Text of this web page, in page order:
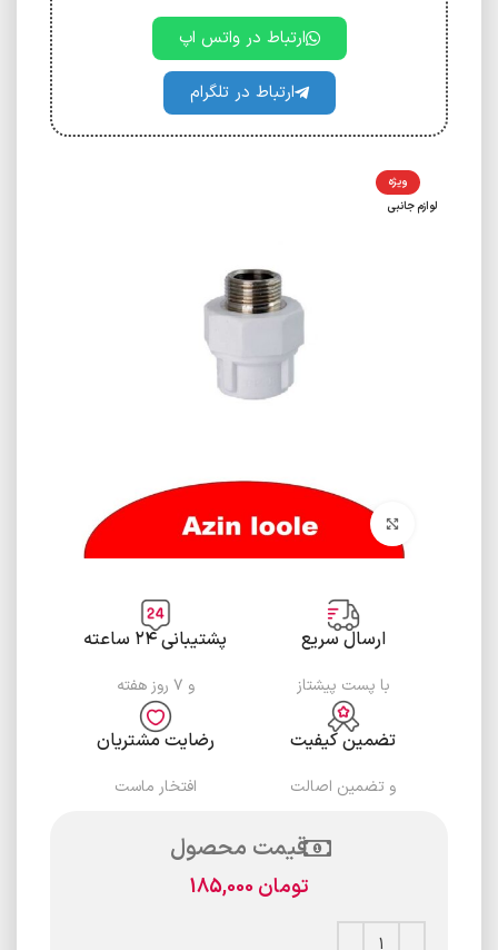
ارتباط در واتس اپ
ارتباط در تلگرام
ویژه
لوازم جانبی
برای بزرگنمایی کلیک کنید
ارسال سریع
با پست پیشتاز
پشتیبانی ۲۴ ساعته
و ۷ روز هفته
تضمین کیفیت
و تضمین اصالت
رضایت مشتریان
افتخار ماست
قیمت محصول
تومان